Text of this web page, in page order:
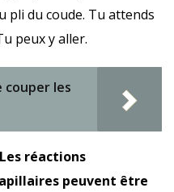
pli du coude. Tu attends
peux y aller.
couper les
Les réactions
peuvent être